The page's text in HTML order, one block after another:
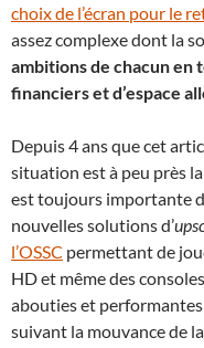
choix de l’écran pour le
assez complexe dont la
ambitions de chacun en
financiers et d’espace
Depuis 4 ans que cet
situation est à peu près la
est toujours importante
nouvelles solutions d’
l’OSSC permettant de
HD et même des
abouties et
suivant la mouvance de la